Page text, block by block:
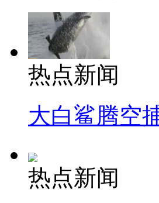
热点新闻
大白鲨腾空
热点新闻